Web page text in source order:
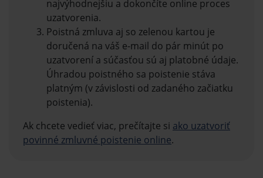
najvýhodnejšiu a dokončíte online proces
uzatvorenia.
Poistná zmluva aj so zelenou kartou je
doručená na váš e-mail do pár minút po
uzatvorení a súčasťou sú aj platobné údaje.
Úhradou poistného sa poistenie stáva
platným (v závislosti od zadaného začiatku
poistenia).
Ak chcete vedieť viac, prečítajte si ako uzatvoriť
povinné zmluvné poistenie online.